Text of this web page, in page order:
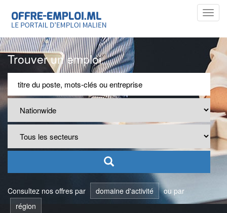
Trouver un emploi
Consultez nos offres par domaine d'activité
ou par
région